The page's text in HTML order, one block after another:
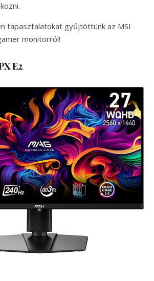
tapasztalatokat gyűjtöttünk az MSI
monitorról!
E2